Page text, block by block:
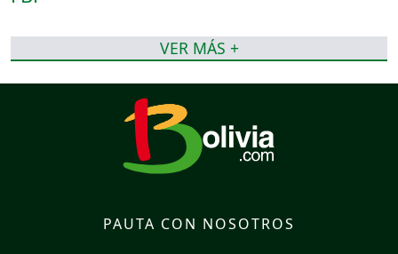
VER MÁS +
PAUTA CON NOSOTROS